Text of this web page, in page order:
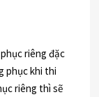
riêng đặc
phục khi thi
riêng thì sẽ